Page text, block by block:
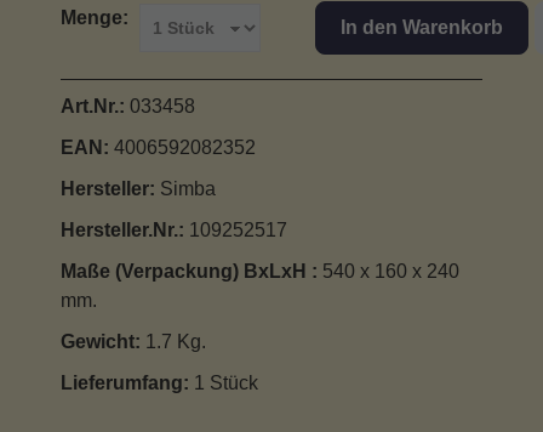
Menge: In den Warenkorb
Art.Nr.: 033458
EAN: 4006592082352
Hersteller: Simba
Hersteller.Nr.: 109252517
Maße (Verpackung) BxLxH : 540 x 160 x 240
mm.
Gewicht: 1.7 Kg.
Lieferumfang: 1 Stück